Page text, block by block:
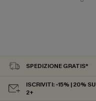
SPEDIZIONE GRATIS*
ISCRIVITI: -15% | 20% SU
2+